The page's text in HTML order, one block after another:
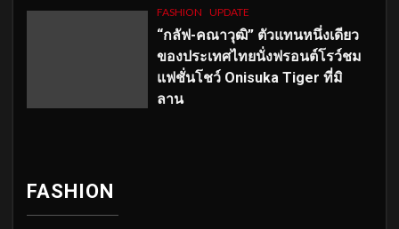
FASHION UPDATE
“กลัฟ-คณาวุฒิ” ตัวแทนหนึ่งเดียว
ของประเทศไทยนั่งฟรอนต์โรว์ชม
แฟชั่นโชว์ Onisuka Tiger ที่มิ
ลาน
FASHION